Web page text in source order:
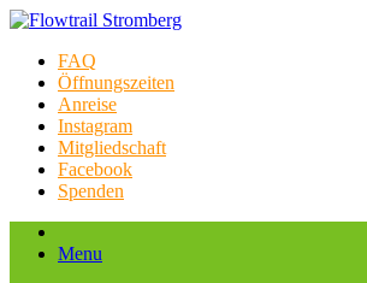
FAQ
Öffnungszeiten
Anreise
Instagram
Mitgliedschaft
Facebook
Spenden
Menu